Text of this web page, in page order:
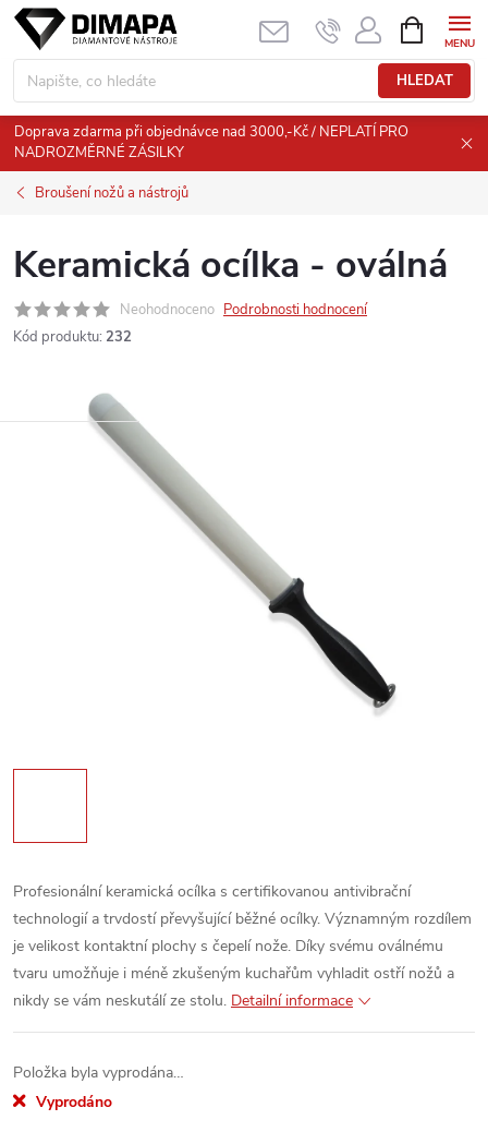
Přejít
obsah
HLEDAT
NÁKUPNÍ
KOŠÍK
Doprava zdarma při objednávce nad 3000,-Kč / NEPLATÍ PRO
NADROZMĚRNÉ ZÁSILKY
Broušení nožů a nástrojů
Keramická ocílka - oválná
Neohodnoceno Podrobnosti hodnocení
Kód produktu: 232
Profesionální keramická ocílka s certifikovanou antivibrační
technologií a trvdostí převyšující běžné ocílky. Významným rozdílem
je velikost kontaktní plochy s čepelí nože. Díky svému oválnému
tvaru umožňuje i méně zkušeným kuchařům vyhladit ostří nožů a
nikdy se vám neskutálí ze stolu. Detailní informace
Položka byla vyprodána…
Vyprodáno